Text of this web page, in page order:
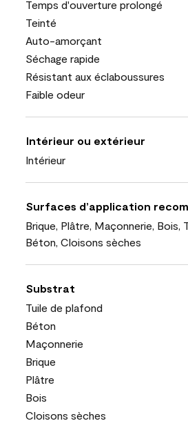
Temps d'ouverture prolongé
Teinté
Auto-amorçant
Séchage rapide
Résistant aux éclaboussures
Faible odeur
Intérieur ou extérieur
Intérieur
Surfaces d’application
Brique, Plâtre, Maçonnerie, Bois,
Béton, Cloisons sèches
Substrat
Tuile de plafond
Béton
Maçonnerie
Brique
Plâtre
Bois
Cloisons sèches